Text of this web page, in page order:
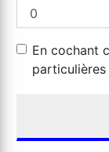
En cochant